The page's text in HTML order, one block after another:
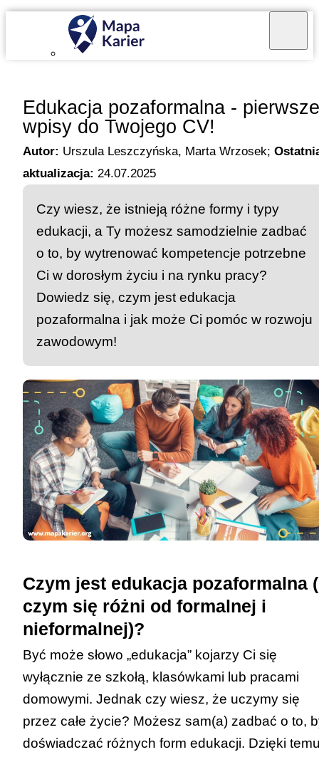
Edukacja pozaformalna - pierwsze
wpisy do Twojego CV!
Autor: Urszula Leszczyńska, Marta Wrzosek;
aktualizacja: 24.07.2025
Czy wiesz, że istnieją różne formy i typy
edukacji, a Ty możesz samodzielnie zadbać
o to, by wytrenować kompetencje potrzebne
Ci w dorosłym życiu i na rynku pracy?
Dowiedz się, czym jest edukacja
pozaformalna i jak może Ci pomóc w rozwoju
zawodowym!
Czym jest edukacja pozaformalna
czym się różni od formalnej i
nieformalnej)?
Być może słowo „edukacja” kojarzy Ci się
wyłącznie ze szkołą, klasówkami lub pracami
domowymi. Jednak czy wiesz, że uczymy się
przez całe życie? Możesz sam(a) zadbać o to,
doświadczać różnych form edukacji. Dzięki